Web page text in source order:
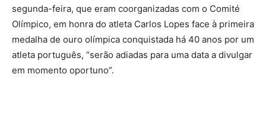
segunda-feira, que eram coorganizadas com o Comité
Olímpico, em honra do atleta Carlos Lopes face à primeira
medalha de ouro olímpica conquistada há 40 anos por um
atleta português, “serão adiadas para uma data a divulgar
em momento oportuno”.